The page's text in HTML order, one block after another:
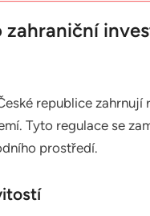
republice zahrnují
Tyto regulace se
prostředí.